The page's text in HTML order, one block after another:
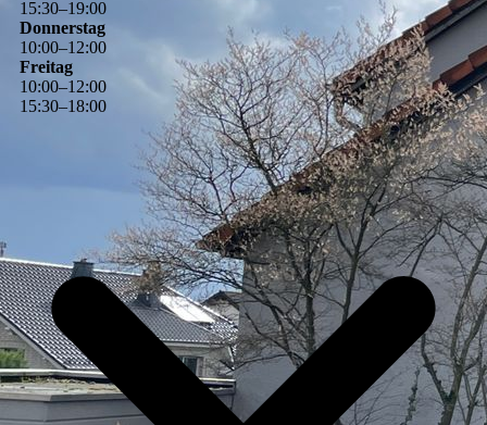
15:30–19:00
Donnerstag
10:00–12:00
Freitag
10:00–12:00
15:30–18:00